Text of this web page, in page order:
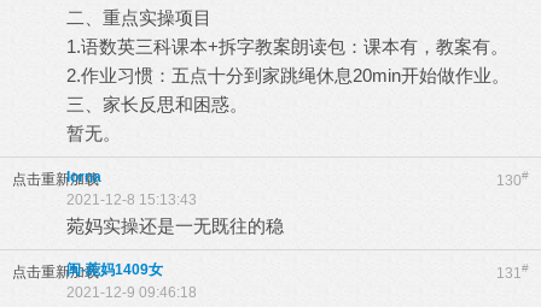
二、重点实操项目
1.语数英三科课本+拆字教案朗读包：课本有，教案有。
2.作业习惯：五点十分到家跳绳休息20min开始做作业。
三、家长反思和困惑。
暂无。
点击重新加载 130#
lorna
2021-12-8 15:13:43
菀妈实操还是一无既往的稳
点击重新加载 131#
闽-菀妈1409女
2021-12-9 09:46:18